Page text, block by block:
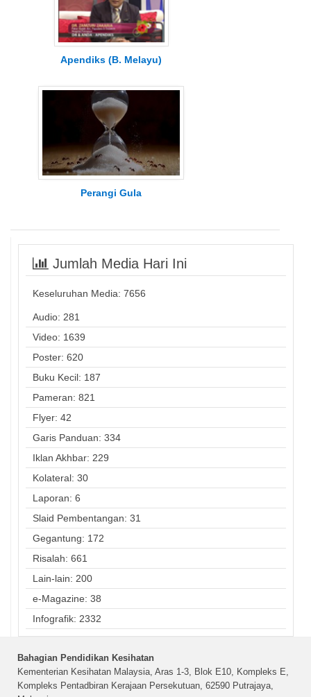
Apendiks (B. Melayu)
Perangi Gula
Jumlah Media Hari Ini
Keseluruhan Media: 7656
Audio: 281
Video: 1639
Poster: 620
Buku Kecil: 187
Pameran: 821
Flyer: 42
Garis Panduan: 334
Iklan Akhbar: 229
Kolateral: 30
Laporan: 6
Slaid Pembentangan: 31
Gegantung: 172
Risalah: 661
Lain-lain: 200
e-Magazine: 38
Infografik: 2332
Bahagian Pendidikan Kesihatan
Kementerian Kesihatan Malaysia, Aras 1-3, Blok E10, Kompleks E,
Kompleks Pentadbiran Kerajaan Persekutuan, 62590 Putrajaya,